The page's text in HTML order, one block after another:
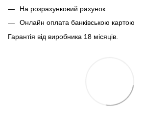
На розрахунковий рахунок
Онлайн оплата банківською картою
Гарантія від виробника 18 місяців.